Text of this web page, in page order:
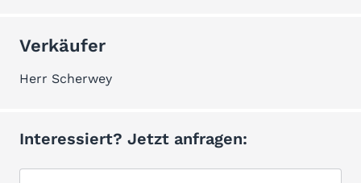
Verkäufer
Herr Scherwey
Interessiert? Jetzt anfragen: